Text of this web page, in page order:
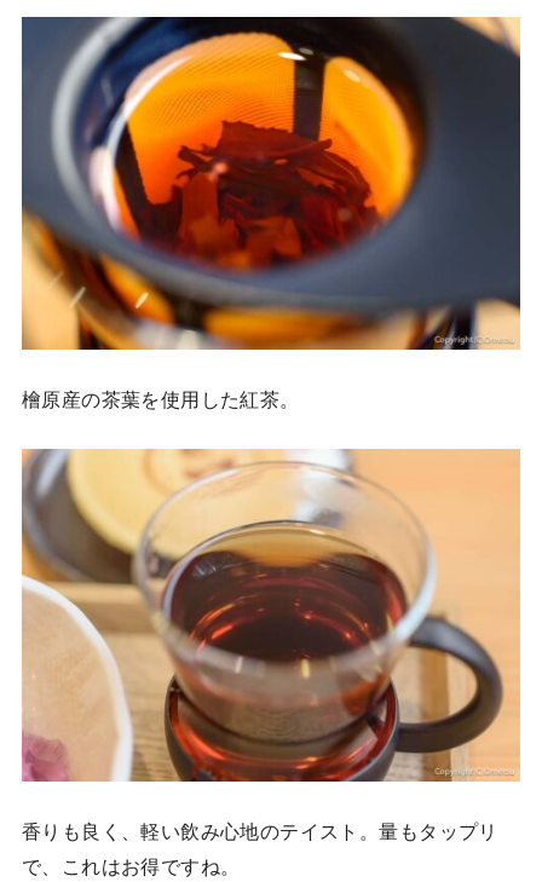
檜原産の茶葉を使用した紅茶。
香りも良く、軽い飲み心地のテイスト。量もタップリ
で、これはお得ですね。